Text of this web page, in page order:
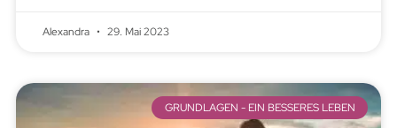
Alexandra 29. Mai 2023
GRUNDLAGEN - EIN BESSERES LEBEN